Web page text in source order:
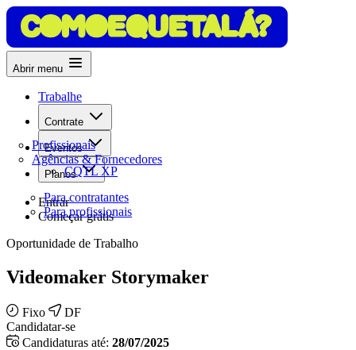
Abrir menu
Trabalhe
Contrate
Profissionais
Agências & Fornecedores
Eventos
CQTL XP
Planos
Para contratantes
Para profissionais
Entrar
Começar grátis
Oportunidade de Trabalho
Videomaker Storymaker
Fixo
DF
Candidatar-se
Candidaturas até: 28/07/2025